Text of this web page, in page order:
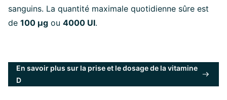
sanguins. La quantité maximale quotidienne sûre est
de 100 µg ou 4000 UI.
En savoir plus sur la prise et le dosage de la vitamine
D